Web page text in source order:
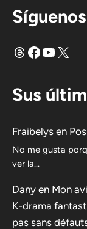
Hilos
Facebook
X
Sus
Fraibelys en
No me gusta
ver la...
Dany en Mon
K-drama
pas sans